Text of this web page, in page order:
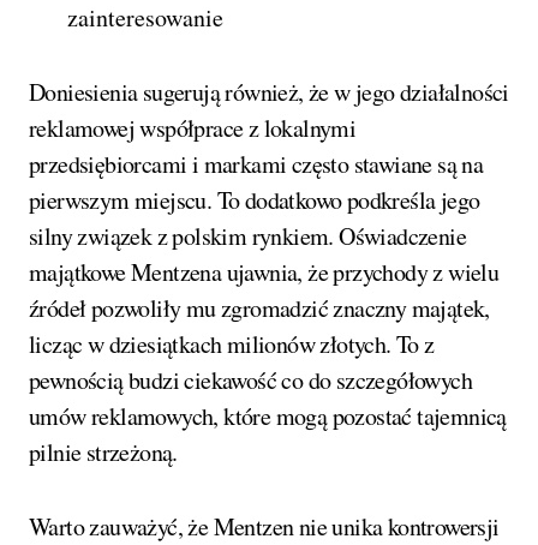
zainteresowanie
Doniesienia sugerują również, że w jego działalności
reklamowej współprace z lokalnymi
przedsiębiorcami i markami często stawiane są na
pierwszym miejscu. To dodatkowo podkreśla jego
silny związek z polskim rynkiem. Oświadczenie
majątkowe Mentzena ujawnia, że przychody z wielu
źródeł pozwoliły mu zgromadzić znaczny majątek,
licząc w dziesiątkach milionów złotych. To z
pewnością budzi ciekawość co do szczegółowych
umów reklamowych, które mogą pozostać tajemnicą
pilnie strzeżoną.
Warto zauważyć, że Mentzen nie unika kontrowersji